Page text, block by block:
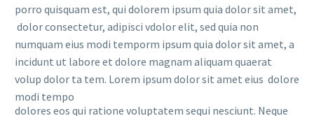
porro quisquam est, qui dolorem ipsum quia dolor sit amet,
dolor consectetur, adipisci vdolor elit, sed quia non
numquam eius modi temporm ipsum quia dolor sit amet, a
incidunt ut labore et dolore magnam aliquam quaerat
volup dolor ta tem. Lorem ipsum dolor sit amet eius dolore
modi tempo
dolores eos qui ratione voluptatem sequi nesciunt. Neque